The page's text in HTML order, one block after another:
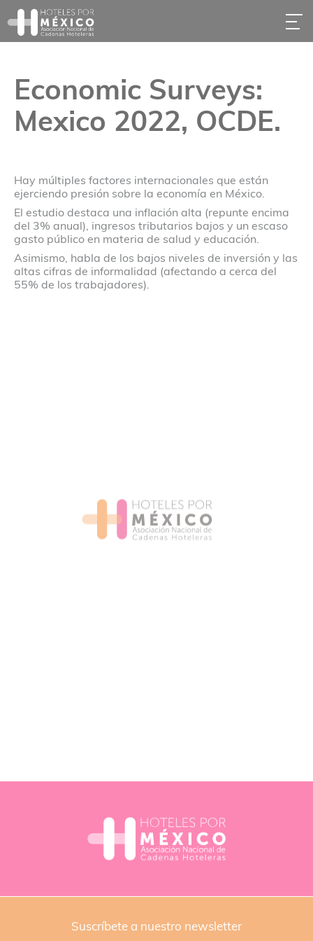
Economic Surveys:
Mexico 2022, OCDE.
Hay múltiples factores internacionales que están
ejerciendo presión sobre la economía en México.
El estudio destaca una inflación alta (repunte encima
del 3% anual), ingresos tributarios bajos y un escaso
gasto público en materia de salud y educación.
Asimismo, habla de los bajos niveles de inversión y las
altas cifras de informalidad (afectando a cerca del
55% de los trabajadores).
Suscríbete a nuestro newsletter